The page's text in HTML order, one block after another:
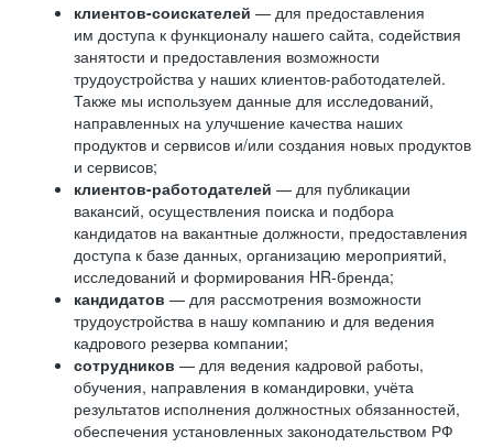
клиентов-соискателей — для предоставления
им доступа к функционалу нашего сайта, содействия
занятости и предоставления возможности
трудоустройства у наших клиентов-работодателей.
Также мы используем данные для исследований,
направленных на улучшение качества наших
продуктов и сервисов и/или создания новых продуктов
и сервисов;
клиентов-работодателей — для публикации
вакансий, осуществления поиска и подбора
кандидатов на вакантные должности, предоставления
доступа к базе данных, организацию мероприятий,
исследований и формирования HR-бренда;
кандидатов — для рассмотрения возможности
трудоустройства в нашу компанию и для ведения
кадрового резерва компании;
сотрудников — для ведения кадровой работы,
обучения, направления в командировки, учёта
результатов исполнения должностных обязанностей,
обеспечения установленных законодательством РФ